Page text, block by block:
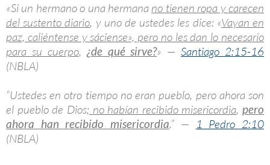
«Si un hermano o una hermana no tienen ropa y carecen
del sustento diario, y uno de ustedes les dice: «Vayan en
paz, caliéntense y sáciense», pero no les dan lo necesario
para su cuerpo, ¿de qué sirve?» —Santiago 2:15-16
(NBLA)
“Ustedes en otro tiempo no eran pueblo, pero ahora son
el pueblo de Dios; no habían recibido misericordia, pero
ahora han recibido misericordia.” — 1 Pedro 2:10
(NBLA)